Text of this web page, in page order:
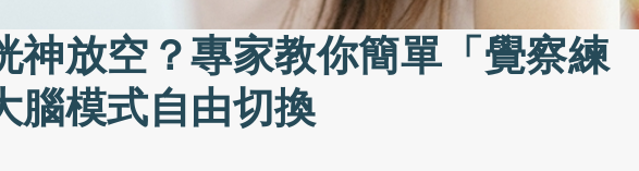
神放空？專家教你簡單「覺察練
腦模式自由切換